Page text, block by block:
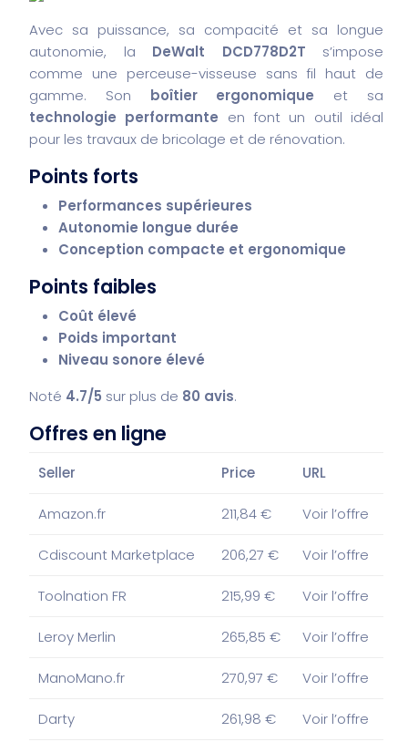
Avec sa puissance, sa compacité et sa longue
autonomie, la DeWalt DCD778D2T s’impose
comme une perceuse-visseuse sans fil haut de
gamme. Son boîtier ergonomique et sa
technologie performante en font un outil idéal
pour les travaux de bricolage et de rénovation.
Points forts
Performances supérieures
Autonomie longue durée
Conception compacte et ergonomique
Points faibles
Coût élevé
Poids important
Niveau sonore élevé
Noté 4.7/5 sur plus de 80 avis.
Offres en ligne
Seller Price URL
Amazon.fr 211,84 € Voir l’offre
Cdiscount Marketplace 206,27 € Voir l’offre
Toolnation FR 215,99 € Voir l’offre
Leroy Merlin 265,85 € Voir l’offre
ManoMano.fr 270,97 € Voir l’offre
Darty 261,98 € Voir l’offre